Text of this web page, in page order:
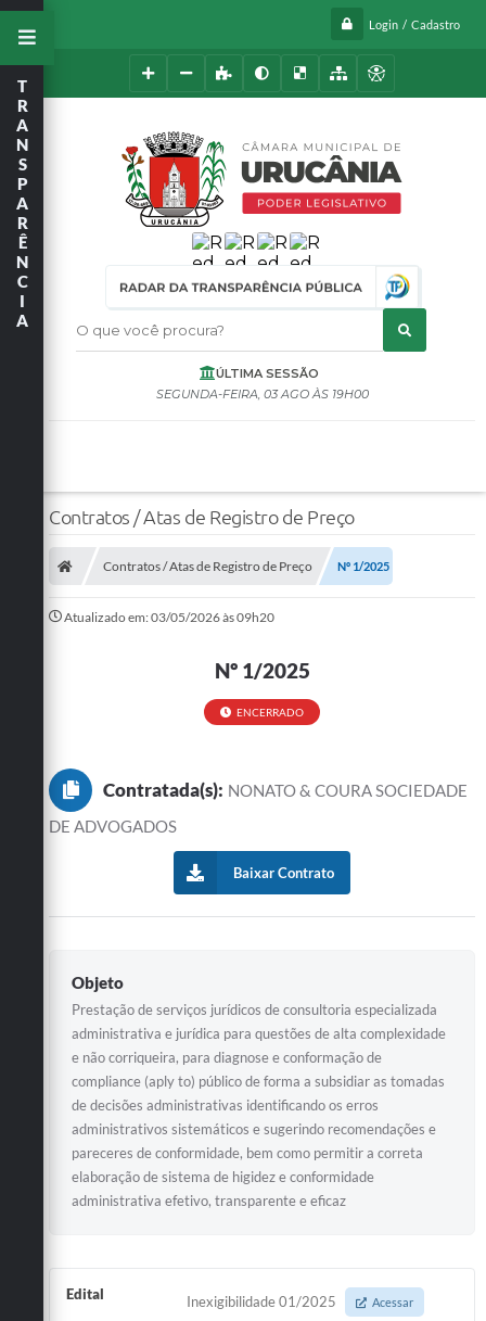
Login / Cadastro
O que você procura?
ÚLTIMA SESSÃO
SEGUNDA-FEIRA 03 AGO 19H00
T
R
A
N
S
P
A
R
Ê
N
C
I
A
Contratos / Atas de Registro de Preço
Contratos / Atas de Registro de Preço Nº 1/2025
Atualizado em: 03/05/2026 às 09h20
Nº 1/2025
ENCERRADO
Contratada(s): NONATO & COURA SOCIEDADE
DE ADVOGADOS
Baixar Contrato
Objeto
Prestação de serviços jurídicos de consultoria especializada
administrativa e jurídica para questões de alta complexidade
e não corriqueira, para diagnose e conformação de
compliance (aply to) público de forma a subsidiar as tomadas
de decisões administrativas identificando os erros
administrativos sistemáticos e sugerindo recomendações e
pareceres de conformidade, bem como permitir a correta
elaboração de sistema de higidez e conformidade
administrativa efetivo, transparente e eficaz
Edital Inexigibilidade 01/2025 Acessar